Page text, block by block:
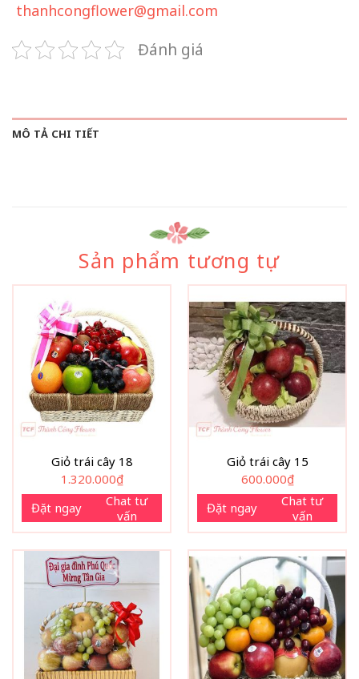
thanhcongflower@gmail.com
Đánh giá
MÔ TẢ CHI TIẾT
Sản phẩm tương tự
Giỏ trái cây 18
1.320.000₫
Đặt ngay
Chat tư
vấn
Giỏ trái cây 15
600.000₫
Đặt ngay
Chat tư
vấn